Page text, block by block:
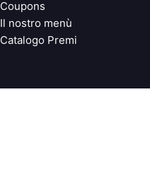
Coupons
Il nostro menù
Catalogo Premi